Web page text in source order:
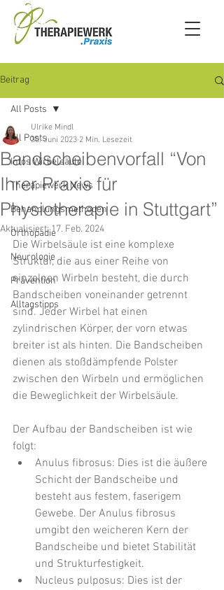
Beitrag
All Posts
Infos Wirbelsäule
Therapiewerk News
Behandlungsmethoden
Orthopädie
Neurologie
Prävention
Alltagstipps
All Posts
Bandscheibenvorfall “Von
Ihrer Praxis für
Physiotherapie in Stuttgart”
Ulrike Mindl
30. Juni 2023 2 Min. Lesezeit
Aktualisiert:17. Feb. 2024
Die Wirbelsäule ist eine komplexe
Struktur, die aus einer Reihe von
einzelnen Wirbeln besteht, die durch
Bandscheiben voneinander getrennt
sind. Jeder Wirbel hat einen
zylindrischen Körper, der vorn etwas
breiter ist als hinten. Die Bandscheiben
dienen als stoßdämpfende Polster
zwischen den Wirbeln und ermöglichen
die Beweglichkeit der Wirbelsäule.
Der Aufbau der Bandscheiben ist wie
folgt:
Anulus fibrosus: Dies ist die äußere
Schicht der Bandscheibe und
besteht aus festem, faserigem
Gewebe. Der Anulus fibrosus
umgibt den weicheren Kern der
Bandscheibe und bietet Stabilität
und Strukturfestigkeit.
Nucleus pulposus: Dies ist der